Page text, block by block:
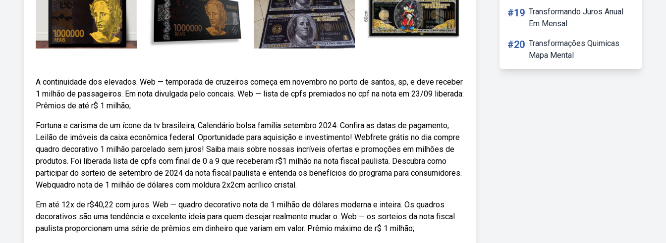
A continuidade dos elevados. Web — temporada de cruzeiros começa em novembro no porto de santos, sp, e deve receber
1 milhão de passageiros. Em nota divulgada pelo concais. Web — lista de cpfs premiados no cpf na nota em 23/09 liberada:
Prêmios de até r$ 1 milhão;
Fortuna e carisma de um ícone da tv brasileira; Calendário bolsa família setembro 2024: Confira as datas de pagamento;
Leilão de imóveis da caixa econômica federal: Oportunidade para aquisição e investimento! Webfrete grátis no dia compre
quadro decorativo 1 milhão parcelado sem juros! Saiba mais sobre nossas incríveis ofertas e promoções em milhões de
produtos. Foi liberada lista de cpfs com final de 0 a 9 que receberam r$1 milhão na nota fiscal paulista. Descubra como
participar do sorteio de setembro de 2024 da nota fiscal paulista e entenda os benefícios do programa para consumidores.
Webquadro nota de 1 milhão de dólares com moldura 2x2cm acrílico cristal.
Em até 12x de r$40,22 com juros. Web — quadro decorativo nota de 1 milhão de dólares moderna e inteira. Os quadros
decorativos são uma tendência e excelente ideia para quem desejar realmente mudar o. Web — os sorteios da nota fiscal
paulista proporcionam uma série de prêmios em dinheiro que variam em valor. Prêmio máximo de r$ 1 milhão;
#19 Transformando Juros Anual
Em Mensal
#20 Transformações Quimicas
Mapa Mental